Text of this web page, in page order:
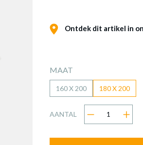
Ontdek dit artikel in
MAAT
160 X 200 180 X 200
AANTAL